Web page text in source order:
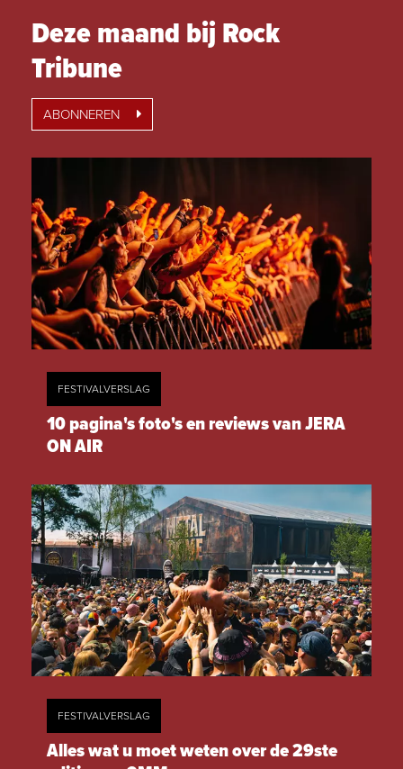
Deze maand bij Rock
Tribune
ABONNEREN
FESTIVALVERSLAG
10 pagina's foto's en reviews van JERA
ON AIR
FESTIVALVERSLAG
Alles wat u moet weten over de 29ste